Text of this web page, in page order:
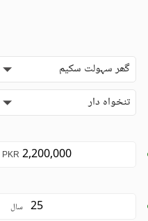
گھر سہولت سکیم
تنخواہ دار
PKR
سال